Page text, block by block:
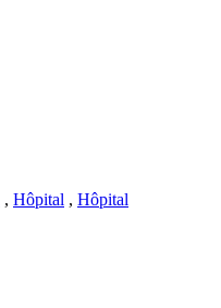
, Hôpital , Hôpital